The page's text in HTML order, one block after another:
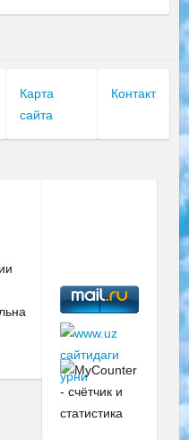
Карта
сайта
Контакт